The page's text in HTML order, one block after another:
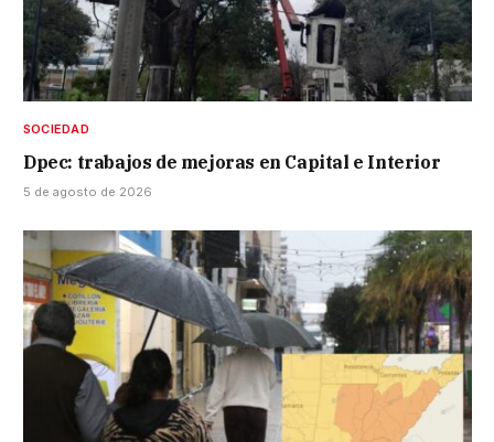
SOCIEDAD
Dpec: trabajos de mejoras en Capital e Interior
5 de agosto de 2026